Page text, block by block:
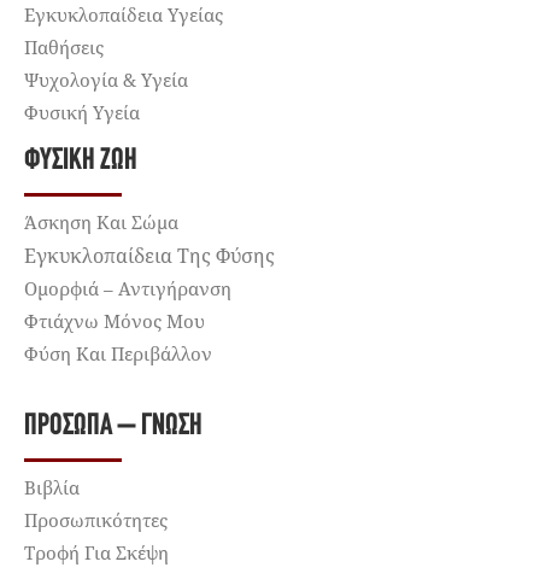
Εγκυκλοπαίδεια Υγείας
Παθήσεις
Ψυχολογία & Υγεία
Φυσική Υγεία
ΦΥΣΙΚΉ ΖΩΉ
Άσκηση Και Σώμα
Εγκυκλοπαίδεια Της Φύσης
Ομορφιά – Αντιγήρανση
Φτιάχνω Μόνος Μου
Φύση Και Περιβάλλον
ΠΡΌΣΩΠΑ – ΓΝΏΣΗ
Βιβλία
Προσωπικότητες
Τροφή Για Σκέψη